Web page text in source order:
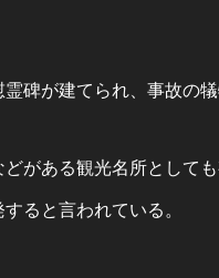
碑が建てられ、事故の
がある観光名所として
ると言われている。